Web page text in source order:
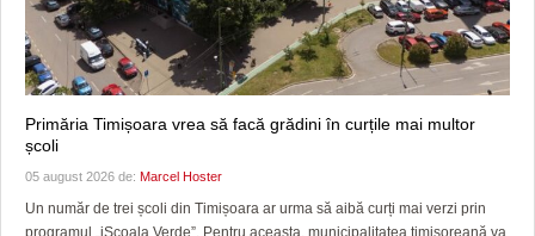
Primăria Timișoara vrea să facă grădini în curțile mai multor
școli
05 august 2026 de: Marcel Hoster
Un număr de trei școli din Timișoara ar urma să aibă curți mai verzi prin
programul „iȘcoala Verde”. Pentru aceasta, municipalitatea timișoreană va